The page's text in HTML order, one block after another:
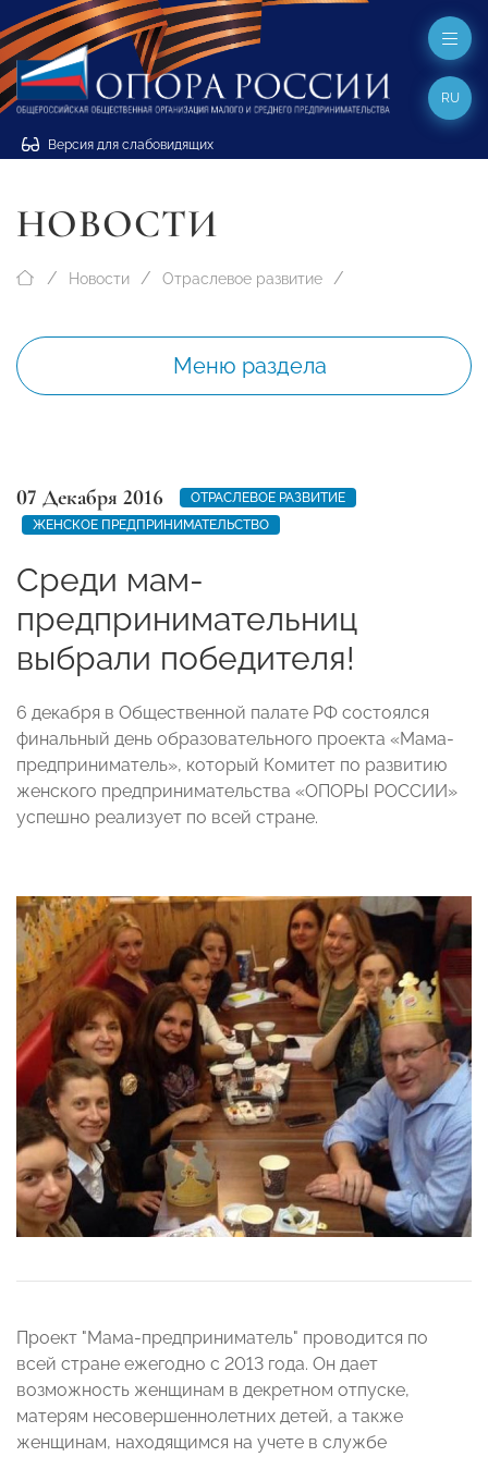
Версия для слабовидящих
RU
НОВОСТИ
Новости Отраслевое развитие
Меню раздела
07 Декабря 2016
ОТРАСЛЕВОЕ РАЗВИТИЕ
ЖЕНСКОЕ ПРЕДПРИНИМАТЕЛЬСТВО
Среди мам-
предпринимательниц
выбрали победителя!
6 декабря в Общественной палате РФ состоялся
финальный день образовательного проекта «Мама-
предприниматель», который Комитет по развитию
женского предпринимательства «ОПОРЫ РОССИИ»
успешно реализует по всей стране.
Проект "Мама-предприниматель" проводится по
всей стране ежегодно с 2013 года. Он дает
возможность женщинам в декретном отпуске,
матерям несовершеннолетних детей, а также
женщинам, находящимся на учете в службе